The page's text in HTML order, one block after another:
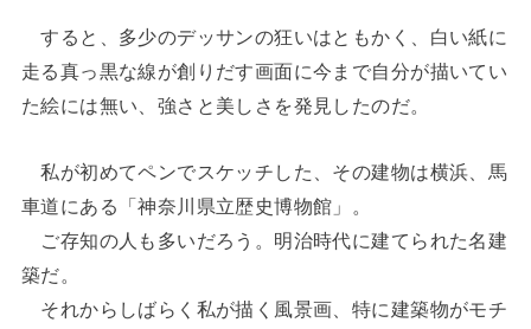
すると、多少のデッサンの狂いはともかく、白い紙に
走る真っ黒な線が創りだす画面に今まで自分が描いてい
た絵には無い、強さと美しさを発見したのだ。
私が初めてペンでスケッチした、その建物は横浜、馬
車道にある「神奈川県立歴史博物館」。
ご存知の人も多いだろう。明治時代に建てられた名建
築だ。
それからしばらく私が描く風景画、特に建築物がモチ